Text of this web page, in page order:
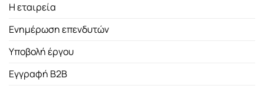
Η εταιρεία
Ενημέρωση επενδυτών
Υποβολή έργου
Εγγραφή B2B